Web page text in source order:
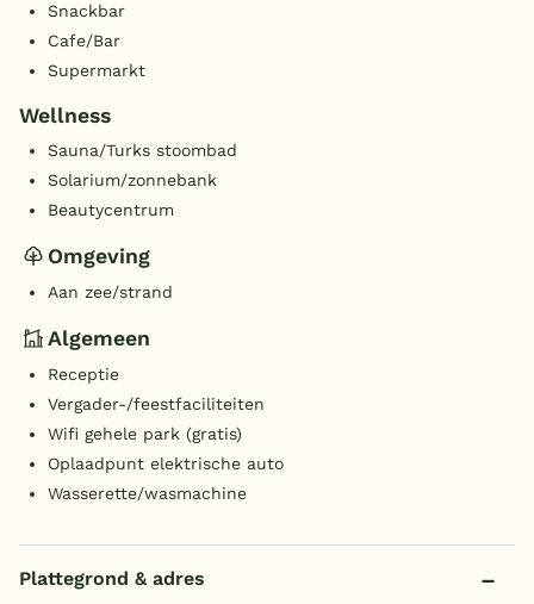
Snackbar
Cafe/Bar
Supermarkt
Wellness
Sauna/Turks stoombad
Solarium/zonnebank
Beautycentrum
Omgeving
Aan zee/strand
Algemeen
Receptie
Vergader-/feestfaciliteiten
Wifi gehele park (gratis)
Oplaadpunt elektrische auto
Wasserette/wasmachine
Plattegrond & adres